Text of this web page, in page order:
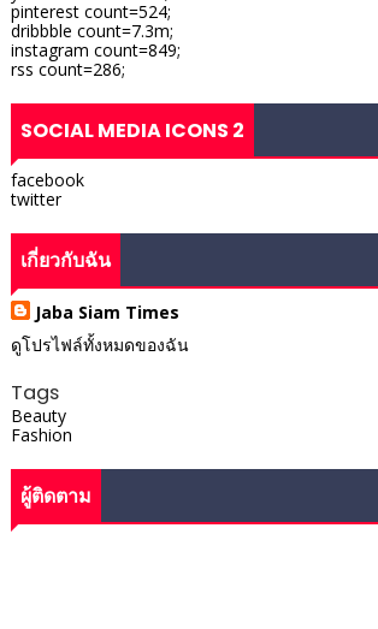
pinterest count=524;
dribbble count=7.3m;
instagram count=849;
rss count=286;
SOCIAL MEDIA ICONS 2
facebook
twitter
เกี่ยวกับฉัน
Jaba Siam Times
ดูโปรไฟล์ทั้งหมดของฉัน
Tags
Beauty
Fashion
ผู้ติดตาม